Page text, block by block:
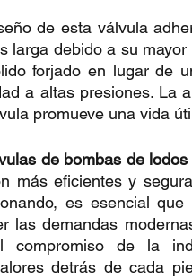
de esta válvula
larga debido a su
forjado en lugar de
a altas presiones. La
promueve una vida
de bombas de lodos
más eficientes y
es esencial
las demandas
compromiso de la
detrás de cada